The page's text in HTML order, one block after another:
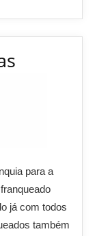
para a
já com todos
também